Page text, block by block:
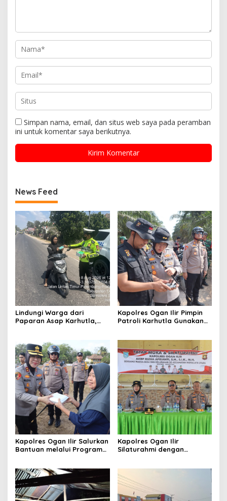
Simpan nama, email, dan situs web saya pada peramban
ini untuk komentar saya berikutnya.
News Feed
Lindungi Warga dari
Paparan Asap Karhutla,
di Lokasi Kebakaran
Kapolres Ogan Ilir Pimpin
Patroli Karhutla Gunakan
Hadapi Musim Kemarau
Kapolres Ogan Ilir Salurkan
Bantuan melalui Program
Masyarakat Desa Parit
Kapolres Ogan Ilir
Silaturahmi dengan
Kamtibmas dan Antisipasi
Karhutla